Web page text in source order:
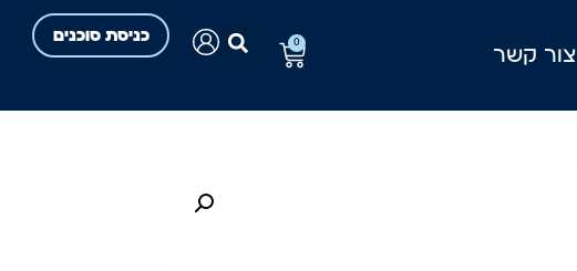
צור קשר
כניסת סוכנים 0